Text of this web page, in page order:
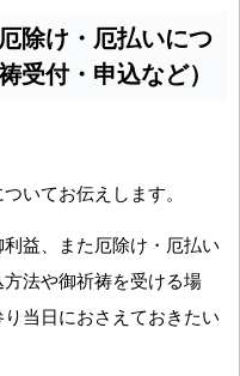
除け・厄払いにつ
受付・申込など）
いてお伝えします。
益、また厄除け・厄払い
法や御祈祷を受ける場
当日におさえておきたい